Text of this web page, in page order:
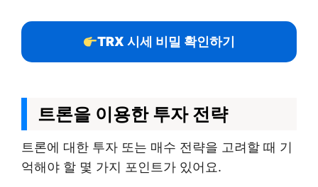
TRX 시세 비밀 확인하기
트론을 이용한 투자 전략
트론에 대한 투자 또는 매수 전략을 고려할 때 기
억해야 할 몇 가지 포인트가 있어요.